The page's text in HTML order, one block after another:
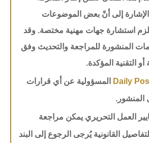
الإشارة إلى أنّ بعض الموضوعات
استشارة جهات مهنية مختصة. وقد
المنشورة للمراجعة والتحديث وفق
التقنية المؤكدة.
المسؤولية عن أي قرارات
المنشور.
العمل التحريري يمكن مراجعة
القانونية يُرجى الرجوع إلى البند